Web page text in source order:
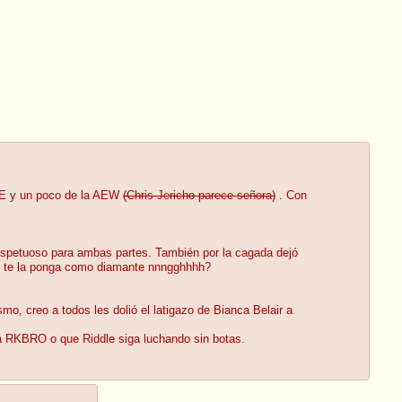
y un poco de la AEW (Chris Jericho parece señora) . Con
para ambas partes. También por la cagada dejó
la ponga como diamante nnngghhhh?
creo a todos les dolió el latigazo de Bianca Belair a
o que Riddle siga luchando sin botas.